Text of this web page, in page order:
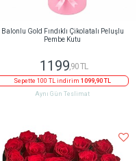
Balonlu Gold Fındıklı Çikolatalı Peluşlu
Pembe Kutu
1199,90 TL
Sepette 100 TL indirim 1099,90 TL
Aynı Gün Teslimat